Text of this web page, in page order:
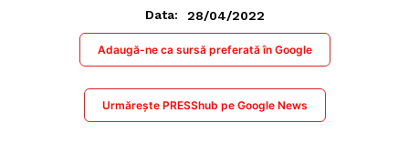
Data:
28/04/2022
Adaugă-ne ca sursă preferată în Google
Urmărește PRESShub pe Google News